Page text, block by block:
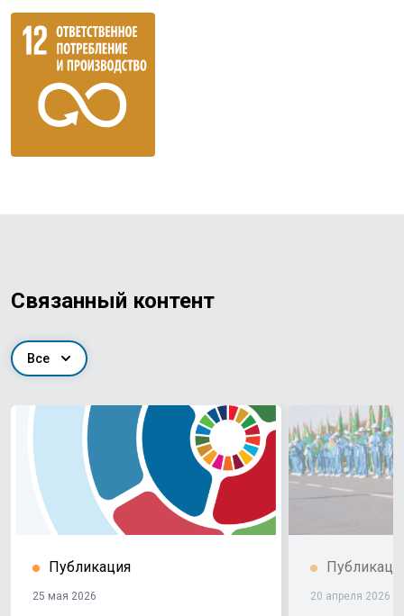
Связанный контент
Все
Публикация
25 мая 2026 20 апреля 2026